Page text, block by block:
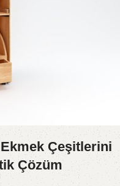
Ekmek Çeşitlerini
Çözüm